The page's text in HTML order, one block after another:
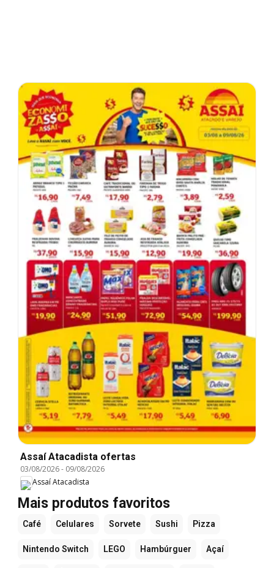
Assaí Atacadista ofertas
03/08/2026- 09/08/2026
Assaí Atacadista
Mais produtos favoritos
Café Celulares Sorvete Sushi Pizza
Nintendo Switch LEGO Hambúrguer Açaí